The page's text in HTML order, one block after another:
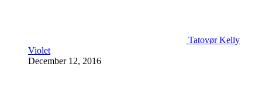
Tatovør Kelly
Violet
December 12, 2016